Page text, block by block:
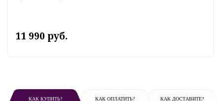
11 990 руб.
КАК КУПИТЬ? КАК ОПЛАТИТЬ? КАК ДОСТАВИТЕ?